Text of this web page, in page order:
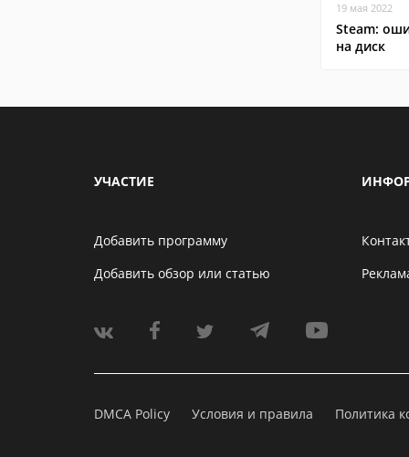
19 мая 2022
Steam:
на диск
УЧАСТИЕ
Добавить программу
Добавить обзор или статью
DMCA Policy Условия и правила Политика